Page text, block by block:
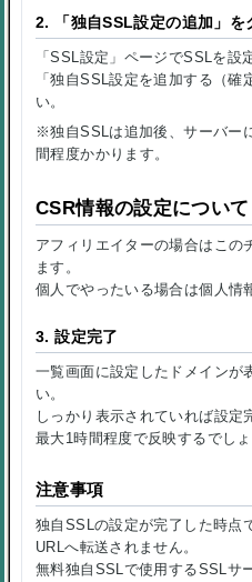
2. 「独自SSL設定の追加」を
「SSL設定」ページでSSLを設
「独自SSL設定を追加する（確
い。
※独自SSLは追加後、サーバー
間程度かかります。
CSR情報の設定について
アフィリエイターの場合はこの
ます。
個人でやったいる場合は個人情
3. 設定完了
一覧画面に設定したドメインが
い。
しっかり表示されていれば設定
最大1時間程度で反映するでしょ
注意事項
独自SSLの設定が完了した時点
URLへ転送されません。
無料独自SSLで使用するSSLサ